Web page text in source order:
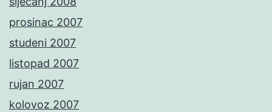
prosinac 2007
studeni 2007
listopad 2007
rujan 2007
kolovoz 2007